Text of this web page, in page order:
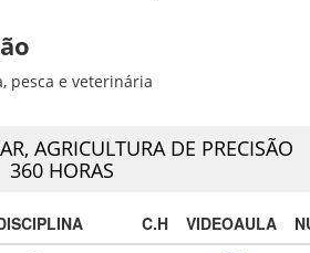
pesca e veterinária
AGRICULTURA DE PRECISÃO
360 HORAS
C.H VIDEOAULA